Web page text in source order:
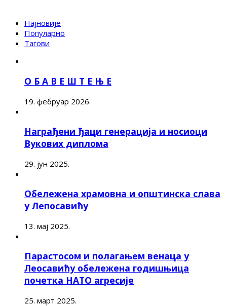
Најновије
Популарно
Тагови
О Б А В Е Ш Т Е Њ Е
19. фебруар 2026.
Награђени ђаци генерација и носиоци
Вукових диплома
29. јун 2025.
Обележена храмовна и општинска слава
у Лепосавићу
13. мај 2025.
Парастосом и полагањем венаца у
Леосавићу обележена годишњица
почетка НАТО агресије
25. март 2025.